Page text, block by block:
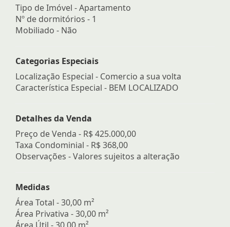
Tipo de Imóvel - Apartamento
Nº de dormitórios - 1
Mobiliado - Não
Categorias Especiais
Localização Especial - Comercio a sua volta
Característica Especial - BEM LOCALIZADO
Detalhes da Venda
Preço de Venda - R$ 425.000,00
Taxa Condominial - R$ 368,00
Observações - Valores sujeitos a alteração
Medidas
Área Total - 30,00 m²
Área Privativa - 30,00 m²